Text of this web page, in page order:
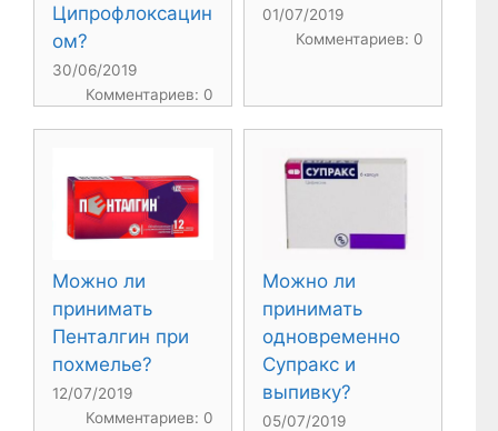
Ципрофлоксацин
ом?
30/06/2019
Комментариев: 0
01/07/2019
Комментариев: 0
Можно ли
принимать
Пенталгин при
похмелье?
12/07/2019
Комментариев: 0
Можно ли
принимать
одновременно
Супракс и
выпивку?
05/07/2019